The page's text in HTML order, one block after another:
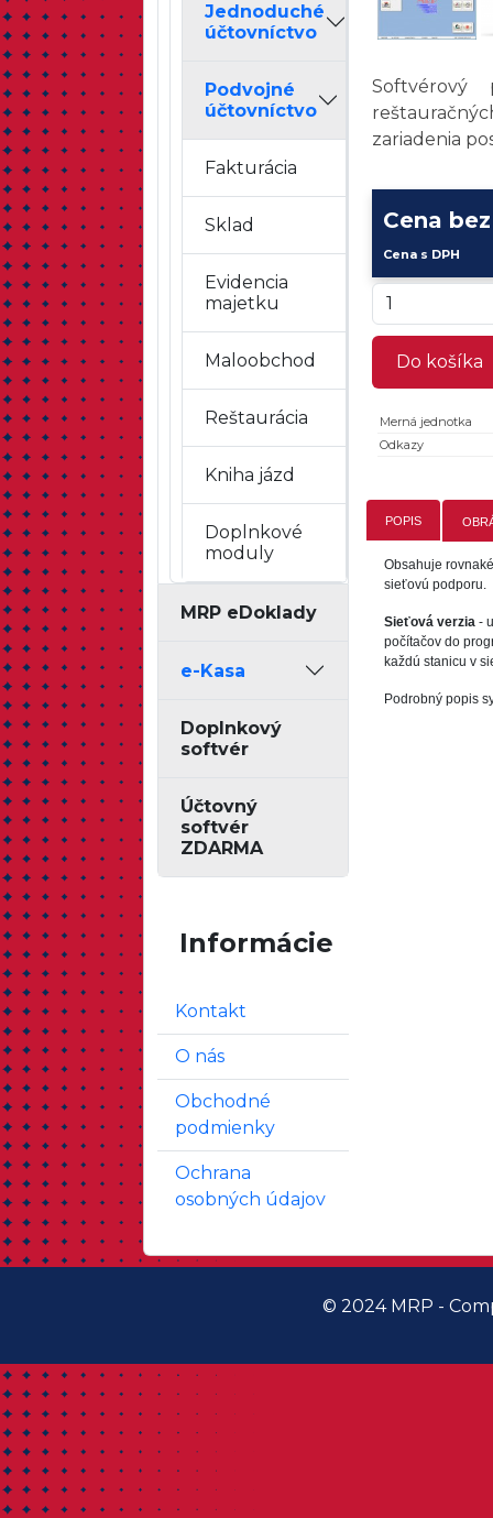
Jednoduché
účtovníctvo
Podvojné
účtovníctvo
Fakturácia
Sklad
Evidencia
majetku
Maloobchod
Reštaurácia
Kniha jázd
Doplnkové
moduly
MRP eDoklady
e-Kasa
Doplnkový
softvér
Účtovný
softvér
ZDARMA
Informácie
Kontakt
O nás
Obchodné
podmienky
Ochrana
osobných údajov
zariadenia
Cena
Cena s DPH
Do košíka
Merná jednotka
Odkazy
POPIS
Obsahuje
sieťovú podporu.
Sieťová verzia -
počítačov do
každú stanicu v
Podrobný popis
© 2024 MRP -